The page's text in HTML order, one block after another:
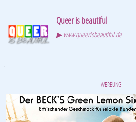
Queer is beautiful
▶ www.queerisbeautiful.de
.
— WERBUNG —